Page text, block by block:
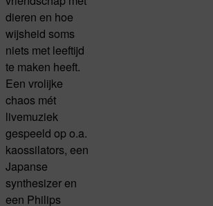
dieren en hoe
wijsheid soms
niets met leeftijd
te maken heeft.
Een vrolijke
chaos mét
livemuziek
gespeeld op o.a.
kaossilators, een
Japanse
synthesizer en
een Philips